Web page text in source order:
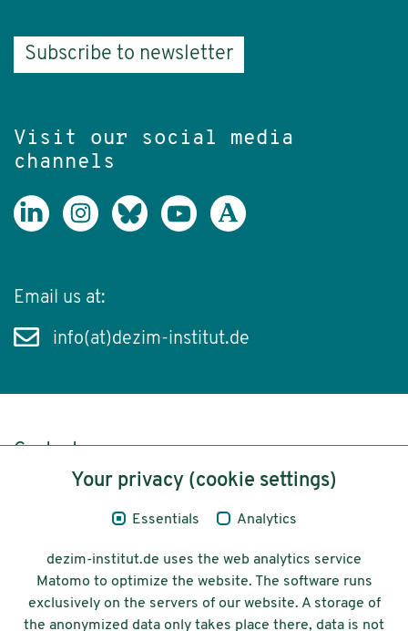
Subscribe to newsletter
Visit our social media
channels
Email us at:
info(at)dezim-institut.de
Content
Legal Notice
Accessibility
© 2026 Deutsches Zentrum für
Your privacy (cookie settings)
Essentials Analytics
dezim-institut.de uses the web analytics service
Matomo to optimize the website. The software runs
exclusively on the servers of our website. A storage of
the anonymized data only takes place there, data is not